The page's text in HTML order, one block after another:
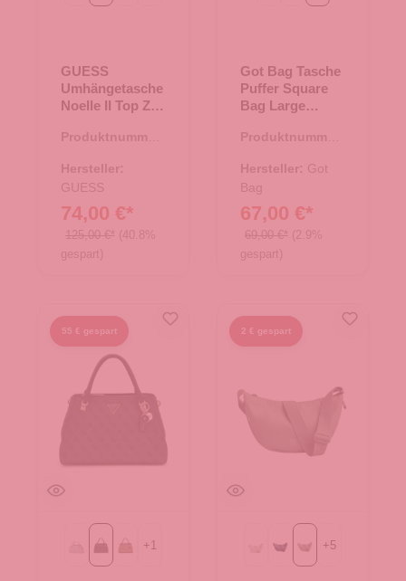
GUESS
Umhängetasche
Noelle II Top Zip
Logo/Brown
Produktnummer:
Hersteller:
GUESS
74,00 €*
125,00 €* (40.8%
gespart)
Got Bag Tasche
Puffer Square
Bag Large
scallop
Produktnummer:
Hersteller: Got
Bag
67,00 €*
69,00 €* (2.9%
gespart)
55 € gespart
Bone Logo
Coal Logo
Latte Logo
+ 1
2 € gespart
Beach Foam
MONOCHROME deep
monochrome bass
+5